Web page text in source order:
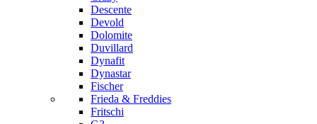
Descente
Devold
Dolomite
Duvillard
Dynafit
Dynastar
Fischer
Frieda & Freddies
Fritschi